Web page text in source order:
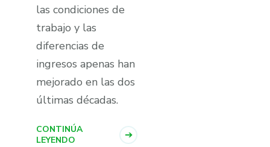
las condiciones de
trabajo y las
diferencias de
ingresos apenas han
mejorado en las dos
últimas décadas.
CONTINÚA
LEYENDO